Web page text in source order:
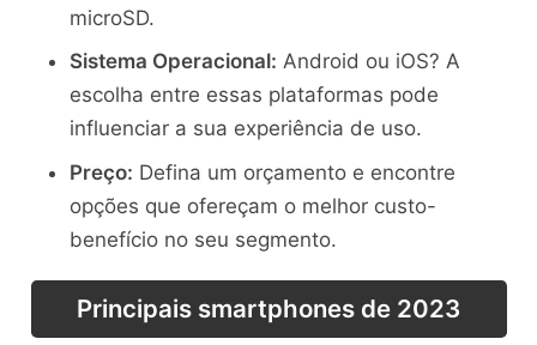
microSD.
Sistema Operacional: Android ou iOS? A
escolha entre essas plataformas pode
influenciar a sua experiência de uso.
Preço: Defina um orçamento e encontre
opções que ofereçam o melhor custo-
benefício no seu segmento.
Principais smartphones de 2023